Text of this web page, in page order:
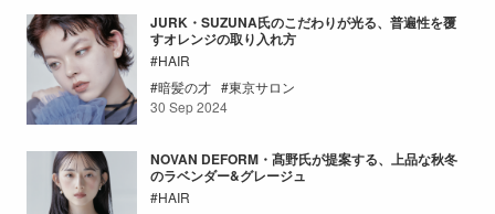
JURK・SUZUNA氏のこだわりが光る、普遍性を覆
すオレンジの取り入れ方
HAIR
暗髪の才
東京サロン
30 Sep 2024
NOVAN DEFORM・髙野氏が提案する、上品な秋冬
のラベンダー&グレージュ
HAIR